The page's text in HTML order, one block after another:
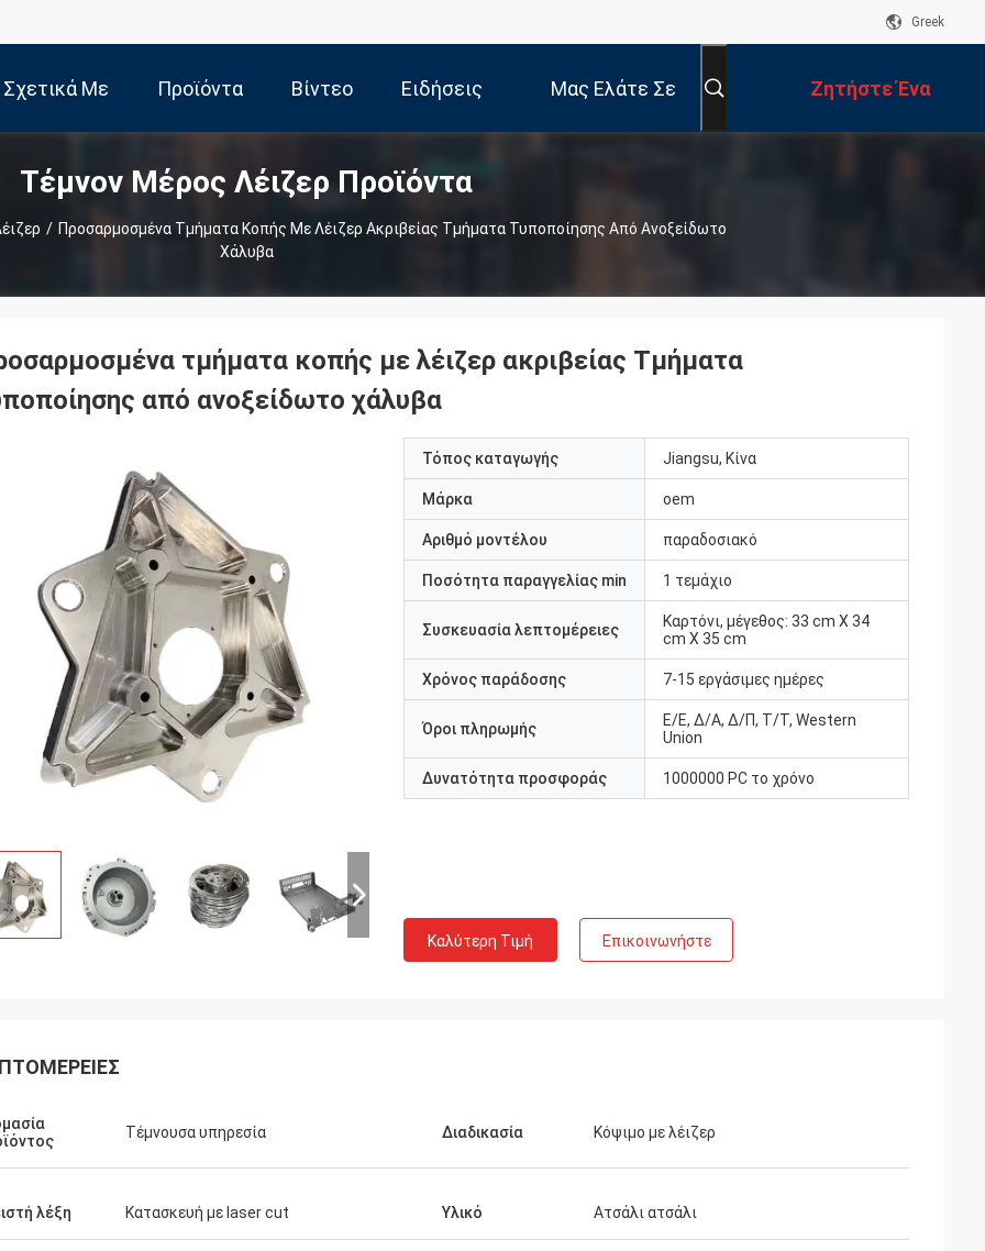
Greek
Σχετικά Με
Εμάς
Προϊόντα Βίντεο Ειδήσεις Μας Ελάτε Σε Ζητήστε Ένα
Απόσπασμα
Τέμνον Μέρος Λέιζερ Προϊόντα
/ Προσαρμοσμένα Τμήματα Κοπής Με Λέιζερ Ακριβείας Τμήματα Τυποποίησης Από Ανοξείδωτο
Χάλυβα
και εξαιρετική επικοινωνία.
τμήματα κοπής με λέιζερ ακριβείας Τμήματα
από ανοξείδωτο χάλυβα
Τόπος καταγωγής Jiangsu, Κίνα
Μάρκα oem
Αριθμό μοντέλου παραδοσιακό
Ποσότητα παραγγελίας min 1 τεμάχιο
Συσκευασία λεπτομέρειες
Καρτόνι, μέγεθος: 33 cm X 34
cm X 35 cm
Χρόνος παράδοσης 7-15 εργάσιμες ημέρες
Όροι πληρωμής
Ε/Ε, Δ/Α, Δ/Π, Τ/Τ, Western
Union
Δυνατότητα προσφοράς 1000000 PC το χρόνο
Καλύτερη Τιμή Επικοινωνήστε
Τέμνουσα υπηρεσία Διαδικασία Κόψιμο με λέιζερ
λέξη Κατασκευή με laser cut Υλικό Ατσάλι ατσάλι